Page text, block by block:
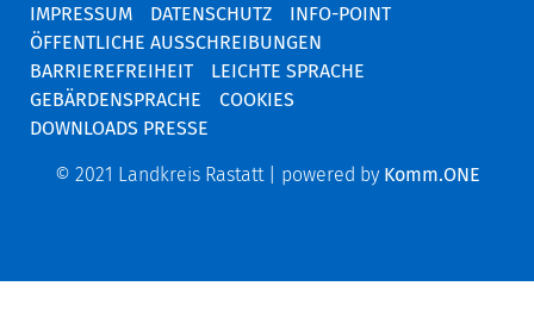
IMPRESSUM DATENSCHUTZ
INFO-POINT
ÖFFENTLICHE AUSSCHREIBUNGEN
BARRIEREFREIHEIT
LEICHTE SPRACHE
GEBÄRDENSPRACHE
COOKIES
DOWNLOADS PRESSE
© 2021 Landkreis Rastatt | powered by Komm.ONE